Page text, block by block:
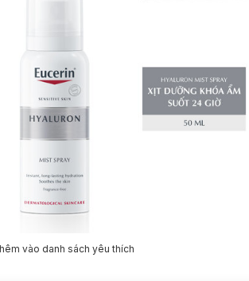
vào danh sách yêu thích